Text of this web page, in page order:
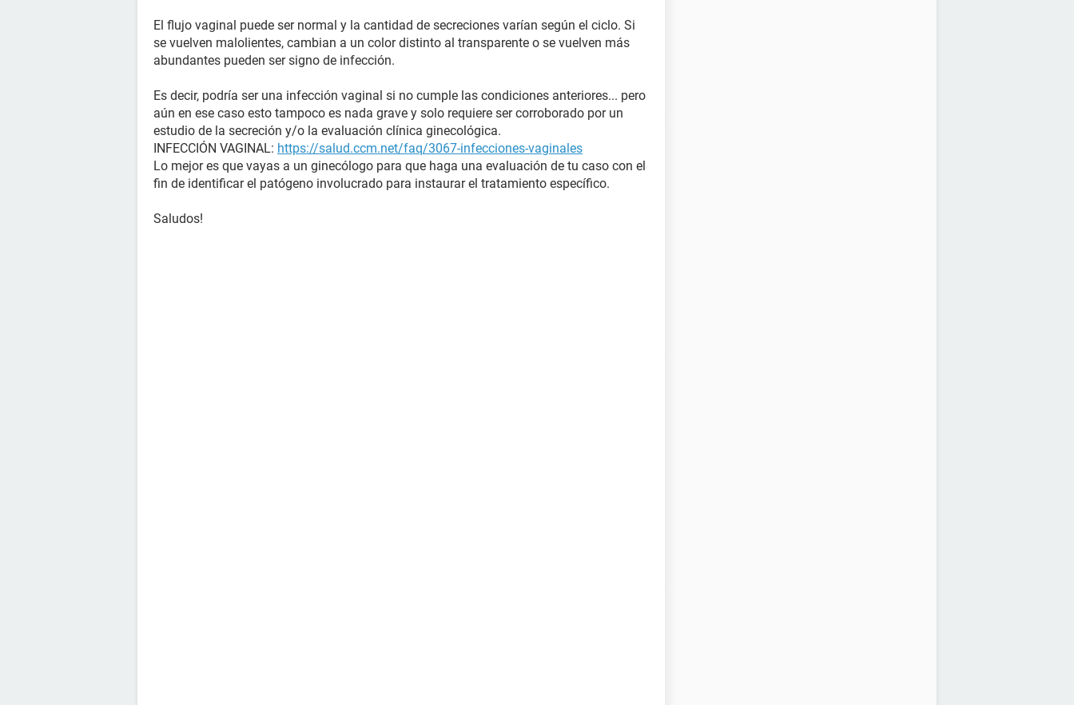
El flujo vaginal puede ser normal y la cantidad de secreciones varían según el ciclo. Si
se vuelven malolientes, cambian a un color distinto al transparente o se vuelven más
abundantes pueden ser signo de infección.
Es decir, podría ser una infección vaginal si no cumple las condiciones anteriores... pero
aún en ese caso esto tampoco es nada grave y solo requiere ser corroborado por un
estudio de la secreción y/o la evaluación clínica ginecológica.
INFECCIÓN VAGINAL: https://salud.ccm.net/faq/3067-infecciones-vaginales
Lo mejor es que vayas a un ginecólogo para que haga una evaluación de tu caso con el
fin de identificar el patógeno involucrado para instaurar el tratamiento específico.
Saludos!